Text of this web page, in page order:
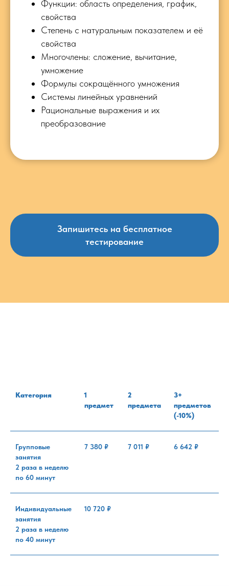
Функции: область определения, график,
свойства
Степень с натуральным показателем и её
свойства
Многочлены: сложение, вычитание,
умножение
Формулы сокращённого умножения
Системы линейных уравнений
Рациональные выражения и их
преобразование
Запишитесь на бесплатное
тестирование
Категория
1
предмет
2
предмета
3+
предметов
(-10%)
Групповые
занятия
2 раза в неделю
по 60 минут
7 380 ₽ 7 011 ₽ 6 642 ₽
Индивидуальные
занятия
2 раза в неделю
по 40 минут
10 720 ₽